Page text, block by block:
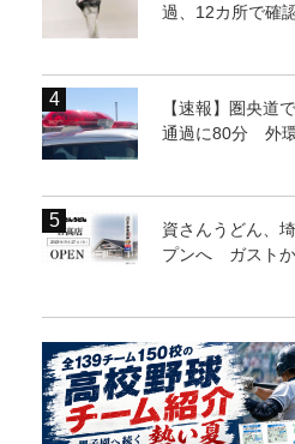
過、12カ所で確
【速報】圏央道
通過に80分 外環
資さんうどん、
プンへ ガストか